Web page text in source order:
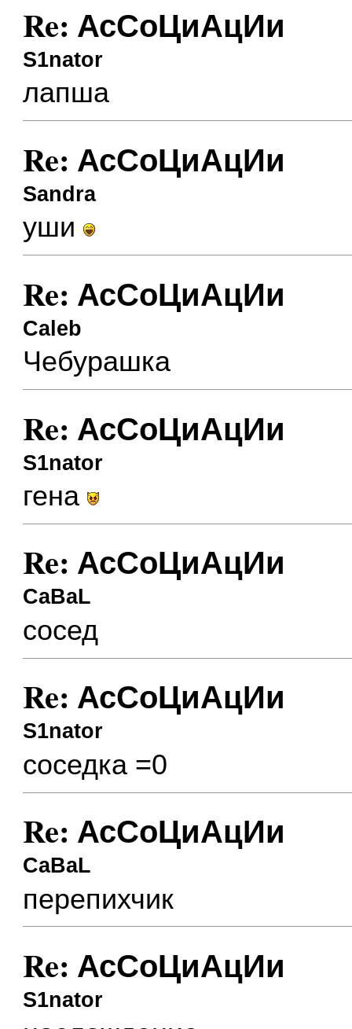
Re: АсСоЦиАцИи
S1nator
лапша
Re: АсСоЦиАцИи
Sandra
уши
Re: АсСоЦиАцИи
Caleb
Чебурашка
Re: АсСоЦиАцИи
S1nator
гена
Re: АсСоЦиАцИи
CaBaL
сосед
Re: АсСоЦиАцИи
S1nator
соседка =0
Re: АсСоЦиАцИи
CaBaL
перепихчик
Re: АсСоЦиАцИи
S1nator